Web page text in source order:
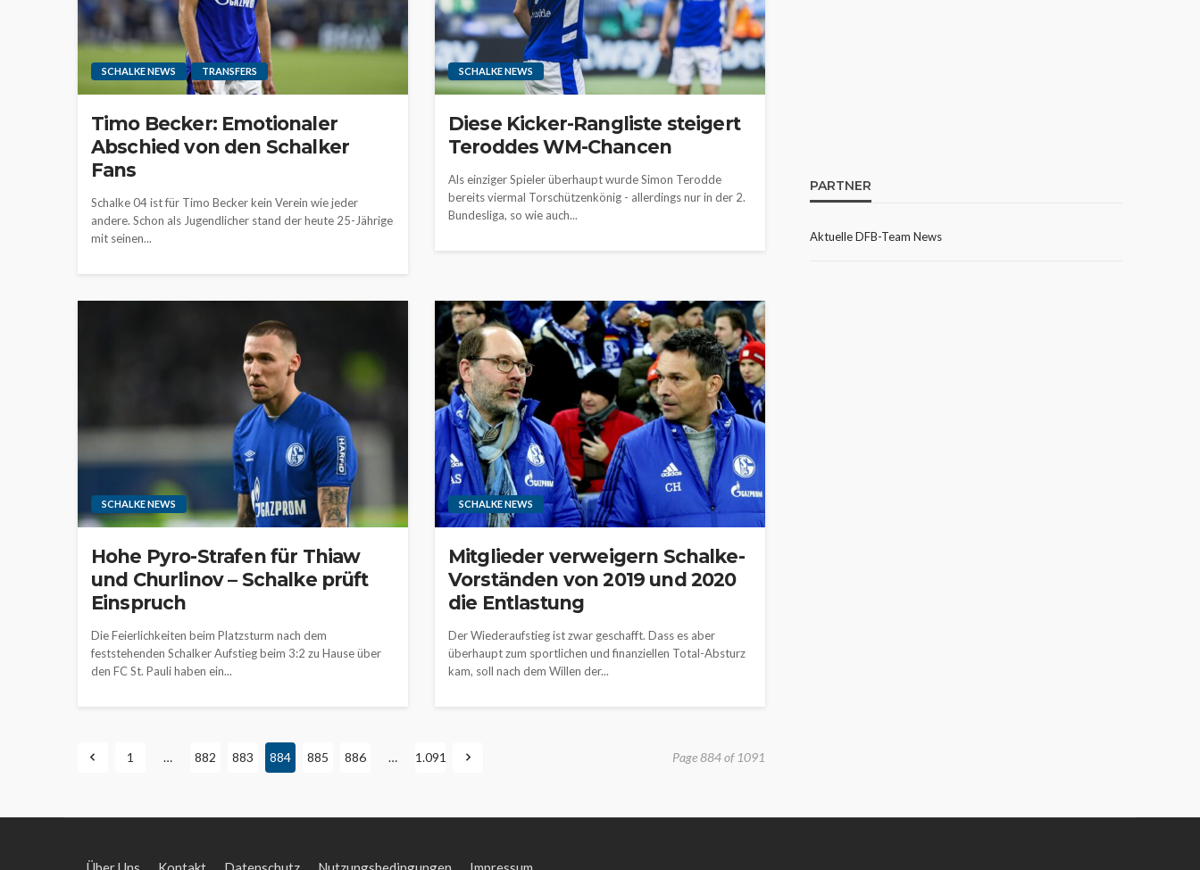
SCHALKE NEWS TRANSFERS
Timo Becker: Emotionaler
Abschied von den Schalker
Fans
Schalke 04 ist für Timo Becker kein Verein wie jeder
andere. Schon als Jugendlicher stand der heute 25-Jährige
mit seinen...
SCHALKE NEWS
Diese Kicker-Rangliste steigert
Teroddes WM-Chancen
Als einziger Spieler überhaupt wurde Simon Terodde
bereits viermal Torschützenkönig - allerdings nur in der 2.
Bundesliga, so wie auch...
SCHALKE NEWS
Hohe Pyro-Strafen für Thiaw
und Churlinov – Schalke prüft
Einspruch
Die Feierlichkeiten beim Platzsturm nach dem
feststehenden Schalker Aufstieg beim 3:2 zu Hause über
den FC St. Pauli haben ein...
SCHALKE NEWS
Mitglieder verweigern Schalke-
Vorständen von 2019 und 2020
die Entlastung
Der Wiederaufstieg ist zwar geschafft. Dass es aber
überhaupt zum sportlichen und finanziellen Total-Absturz
kam, soll nach dem Willen der...
1 … 882 883 884 885 886 … 1.091 Page 884 of 1091
PARTNER
Aktuelle DFB-Team News